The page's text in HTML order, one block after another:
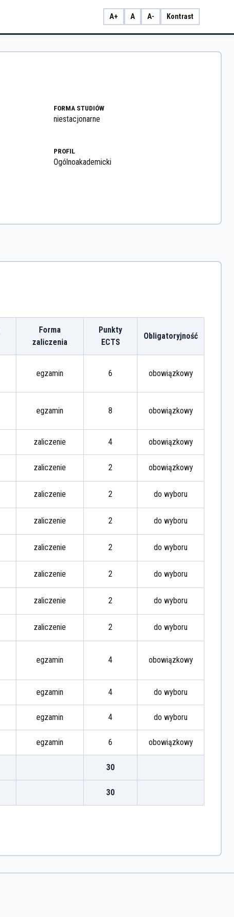
A+ A A- Kontrast
FORMA STUDIÓW
niestacjonarne
PROFIL
Ogólnoakademicki
Forma
zaliczenia
Punkty
ECTS
Obligatoryjność
egzamin 6 obowiązkowy
egzamin 8 obowiązkowy
zaliczenie 4 obowiązkowy
zaliczenie 2 obowiązkowy
zaliczenie 2 do wyboru
zaliczenie 2 do wyboru
zaliczenie 2 do wyboru
zaliczenie 2 do wyboru
zaliczenie 2 do wyboru
zaliczenie 2 do wyboru
egzamin 4 obowiązkowy
egzamin 4 do wyboru
egzamin 4 do wyboru
egzamin 6 obowiązkowy
30
30